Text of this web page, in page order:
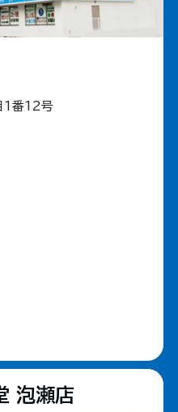
1番12号
泡瀬店